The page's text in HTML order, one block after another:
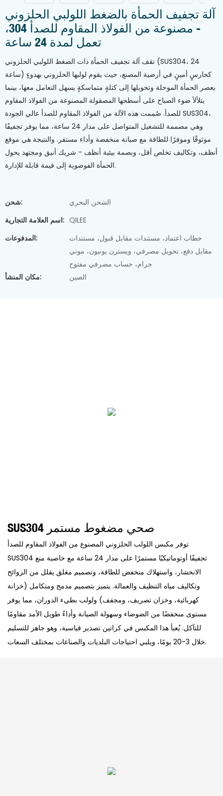
آلة تجفيف الحمأة بالضغط اللولبي الحلزوني
- مصنوعة من الفولاذ المقاوم للصدأ 304،
تعمل لمدة 24 ساعة
تقف آلة تجفيف الحمأة ذات الضغط اللولبي الحلزوني (SUS304، 24
ساعة) كحارسٍ أمينٍ في أرضية المصنع، حيث يقوم لولبها الحلزوني بهدوءٍ
بعصر الحمأة الموحلة وتحويلها إلى كتلةٍ متماسكةٍ يسهل التعامل معها، بينما
يتلألأ ضوء الصباح على أسطحها المصقولة المصنوعة من الفولاذ المقاوم
للصدأ. صُممت هذه الآلة من الفولاذ المقاوم للصدأ عالي الجودة SUS304،
وهي مصممة للتشغيل المتواصل على مدار 24 ساعة، مما يوفر تجفيفًا
موثوقًا وموفرًا للطاقة مع صيانة منخفضة وأداء مستقر. والنتيجة هي موقع
أنظف، وتكاليف تخلص أقل، وبصمة بيئية أنظف - شريك أنيق ومجتهد يحول
الحمأة الفوضوية إلى قيمة قابلة للإدارة.
شحن:
الشحن البحري
اسم العلامة التجارية: QILEE
المدفوعات:
خطاب اعتماد، مستندات مقابل قبول، مستندات
مقابل دفع، تحويل مصرفي، ويسترن يونيون، موني
جرام، حساب مصرفي مفتوح
مكان المنشأ:
الصين
SUS304 صحي مضغوط مستمر
توفر مكبس اللولب الحلزوني المصنوع من الفولاذ المقاوم للصدأ
SUS304 تجفيفًا أوتوماتيكيًا مستمرًا على مدار 24 ساعة مع خاصية منع
الانحشار، واستهلاك منخفض للطاقة، وتصميم مغلق يقلل من الروائح
وتكاليف مياه التنظيف والعمالة. يتميز بتصميم مدمج ومتكامل (خزانة
كهربائية، وخزان تصريف، ومجفف) ولولب بطيء الدوران، مما يوفر
مستوى منخفضًا من الضوضاء وسهولة الصيانة وأداءً طويل الأمد مقاومًا
للتآكل. يُعبأ هذا المكبس في كراتين تصدير قياسية، وهو جاهز للتسليم
خلال 3-20 يومًا، ويلبي احتياجات البلديات والصناعات بمختلف السعات.